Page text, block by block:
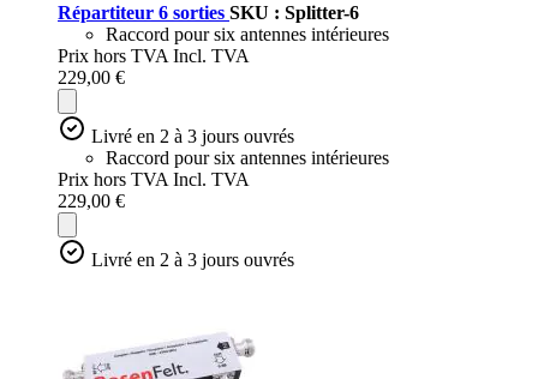
Répartiteur 6 sorties SKU : Splitter-6
Raccord pour six antennes intérieures
Prix hors TVA Incl. TVA
229,00 €
Livré en 2 à 3 jours ouvrés
Raccord pour six antennes intérieures
Prix hors TVA Incl. TVA
229,00 €
Livré en 2 à 3 jours ouvrés